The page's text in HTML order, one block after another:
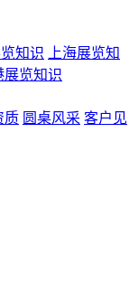
知识
上海展览知
展览知识
质 圆桌风采 客户见